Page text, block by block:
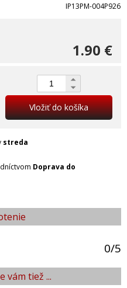
IP13PM-004P926
1.90 €
Vložiť do košíka
streda
Doprava do
0/5
vám tiež ...